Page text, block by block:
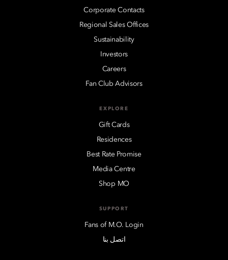
Corporate Contacts
Regional Sales Offices
Sustainability
Investors
Careers
Fan Club Advisors
EXPLORE
Gift Cards
Residences
Best Rate Promise
Media Centre
Shop MO
SUPPORT
Fans of M.O. Login
اتصل بنا